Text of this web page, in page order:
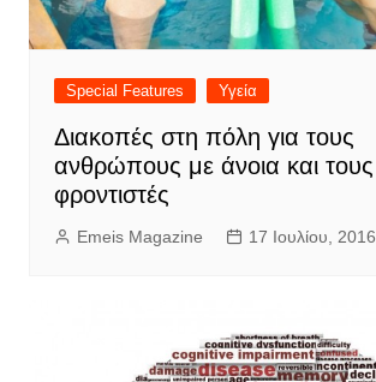
Special Features Υγεία
Διακοπές στη πόλη για τους
ανθρώπους με άνοια και τους
φροντιστές
Emeis Magazine 17 Ιουλίου, 2016